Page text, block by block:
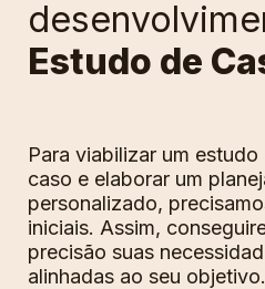
Estudo de
Para viabilizar um
caso e elaborar um
personalizado,
iniciais. Assim,
precisão suas
alinhadas ao seu objetivo.